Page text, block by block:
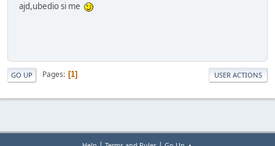
ajd,ubedio si me
GO UP Pages 1 USER ACTIONS